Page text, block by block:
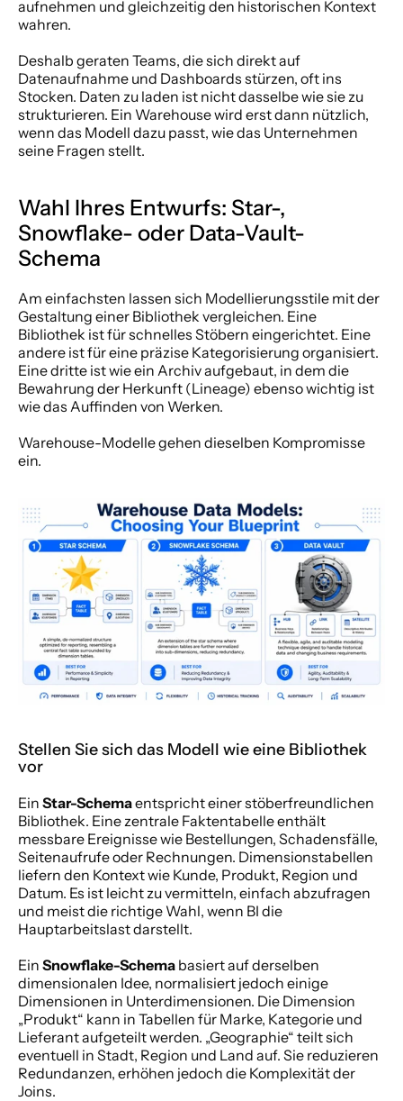
aufnehmen und gleichzeitig den historischen Kontext
wahren.
Deshalb geraten Teams, die sich direkt auf
Datenaufnahme und Dashboards stürzen, oft ins
Stocken. Daten zu laden ist nicht dasselbe wie sie zu
strukturieren. Ein Warehouse wird erst dann nützlich,
wenn das Modell dazu passt, wie das Unternehmen
seine Fragen stellt.
Wahl Ihres Entwurfs: Star-,
Snowflake- oder Data-Vault-
Schema
Am einfachsten lassen sich Modellierungsstile mit der
Gestaltung einer Bibliothek vergleichen. Eine
Bibliothek ist für schnelles Stöbern eingerichtet. Eine
andere ist für eine präzise Kategorisierung organisiert.
Eine dritte ist wie ein Archiv aufgebaut, in dem die
Bewahrung der Herkunft (Lineage) ebenso wichtig ist
wie das Auffinden von Werken.
Warehouse-Modelle gehen dieselben Kompromisse
ein.
Stellen Sie sich das Modell wie eine Bibliothek
vor
Ein Star-Schema entspricht einer stöberfreundlichen
Bibliothek. Eine zentrale Faktentabelle enthält
messbare Ereignisse wie Bestellungen, Schadensfälle,
Seitenaufrufe oder Rechnungen. Dimensionstabellen
liefern den Kontext wie Kunde, Produkt, Region und
Datum. Es ist leicht zu vermitteln, einfach abzufragen
und meist die richtige Wahl, wenn BI die
Hauptarbeitslast darstellt.
Ein Snowflake-Schema basiert auf derselben
dimensionalen Idee, normalisiert jedoch einige
Dimensionen in Unterdimensionen. Die Dimension
„Produkt“ kann in Tabellen für Marke, Kategorie und
Lieferant aufgeteilt werden. „Geographie“ teilt sich
eventuell in Stadt, Region und Land auf. Sie reduzieren
Redundanzen, erhöhen jedoch die Komplexität der
Joins.